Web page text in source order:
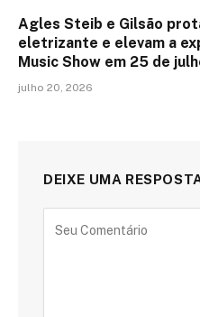
Agles Steib e Gilsão
eletrizante e elevam a
Music Show em 25 de
julho 20, 2026
DEIXE UMA